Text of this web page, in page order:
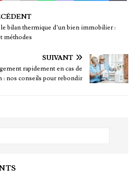
le bilan thermique d’un bien immobilier :
méthodes
SUIVANT
rapidement en cas de
: nos conseils pour rebondir